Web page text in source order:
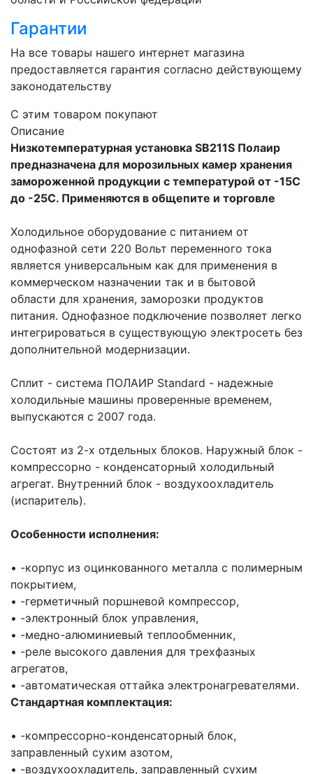
Гарантии
На все товары нашего интернет магазина
предоставляется гарантия согласно действующему
законодательству
C этим товаром покупают
Описание
Низкотемпературная установка SB211S Полаир
предназначена для морозильных камер хранения
замороженной продукции с температурой от -15С
до -25С. Применяются в общепите и торговле
Холодильное оборудование с питанием от
однофазной сети 220 Вольт переменного тока
является универсальным как для применения в
коммерческом назначении так и в бытовой
области для хранения, заморозки продуктов
питания. Однофазное подключение позволяет легко
интегрироваться в существующую электросеть без
дополнительной модернизации.
Сплит - система ПОЛАИР Standard - надежные
холодильные машины проверенные временем,
выпускаются с 2007 года.
Состоят из 2-х отдельных блоков. Наружный блок -
компрессорно - конденсаторный холодильный
агрегат. Внутренний блок - воздухоохладитель
(испаритель).
Особенности исполнения:
• -корпус из оцинкованного металла с полимерным
покрытием,
• -герметичный поршневой компрессор,
• -электронный блок управления,
• -медно-алюминиевый теплообменник,
• -реле высокого давления для трехфазных
агрегатов,
• -автоматическая оттайка электронагревателями.
Стандартная комплектация:
• -компрессорно-конденсаторный блок,
заправленный сухим азотом,
• -воздухоохладитель, заправленный сухим